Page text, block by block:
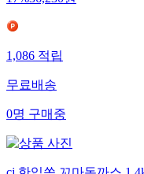
17%36,230원
1,086적립
무료배송
0명구매중